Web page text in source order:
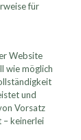
für
Website
wie möglich
und
Vorsatz
– keinerlei